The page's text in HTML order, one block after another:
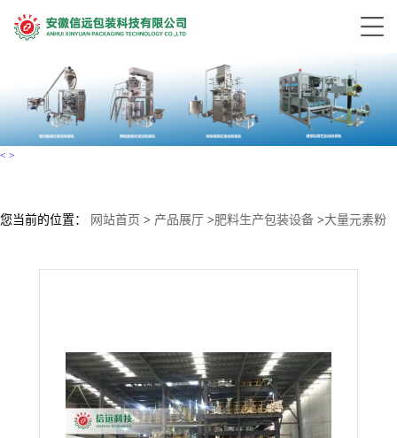
< >
您当前的位置： 网站首页 > 产品展厅 >肥料生产包装设备 >大量元素粉